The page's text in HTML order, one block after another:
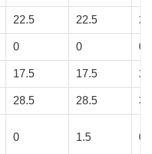
22.5 22.5 24
0 0 0
17.5 17.5 21
28.5 28.5 33
0 1.5 0